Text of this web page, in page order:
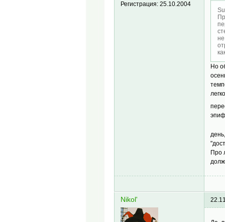
Регистрация:25.10.2004
Но
Про
Nikol'